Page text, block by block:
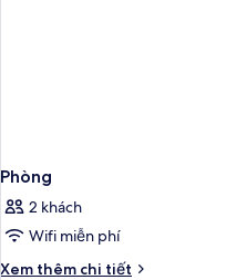
Phòng
2 khách
Wifi miễn phí
Xem thêm chi tiết
Chi